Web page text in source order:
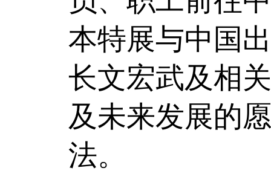
本特展与中国
长文宏武及相
及未来发展的
法。